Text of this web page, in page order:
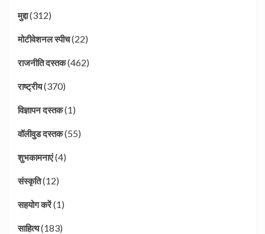
मुद्दा(312)
मोटीवेशनल स्पीच(22)
राजनीति दस्तक(462)
राष्ट्रीय(370)
विज्ञापन दस्तक(1)
वॉलीवुड दस्तक(55)
शुभकामनाएं(4)
संस्कृति(12)
सहयोग करें(1)
साहित्य(183)